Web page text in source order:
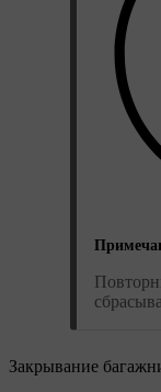
Закрывание